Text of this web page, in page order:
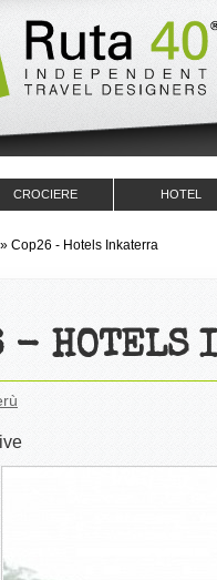
CROCIERE HOTEL
» Cop26 - Hotels Inkaterra
- HOTELS